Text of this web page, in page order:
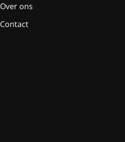
Over ons
Contact